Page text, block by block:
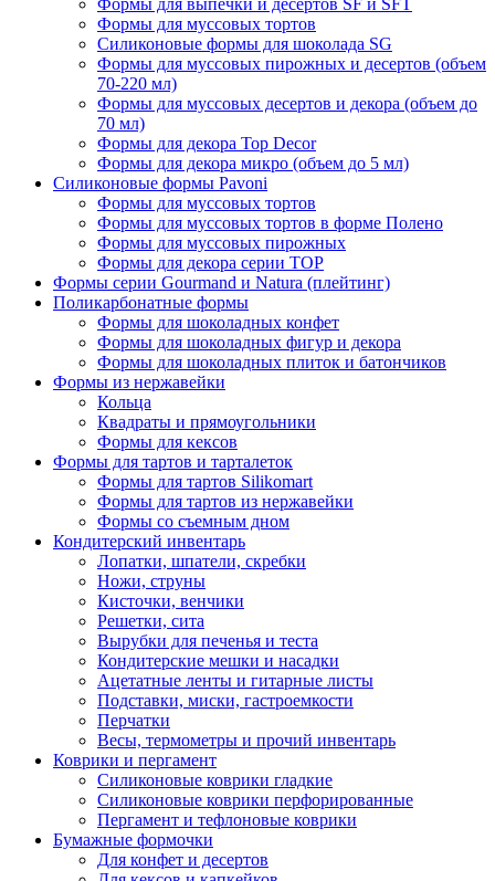
Формы для муссовых тортов
Силиконовые формы для шоколада SG
Формы для муссовых пирожных и десертов (объем
70-220 мл)
Формы для муссовых десертов и декора (объем до
70 мл)
Формы для декора Top Decor
Формы для декора микро (объем до 5 мл)
Силиконовые формы Pavoni
Формы для муссовых тортов
Формы для муссовых тортов в форме Полено
Формы для муссовых пирожных
Формы для декора серии TOP
Формы серии Gourmand и Natura (плейтинг)
Поликарбонатные формы
Формы для шоколадных конфет
Формы для шоколадных фигур и декора
Формы для шоколадных плиток и батончиков
Формы из нержавейки
Кольца
Квадраты и прямоугольники
Формы для кексов
Формы для тартов и тарталеток
Формы для тартов Silikomart
Формы для тартов из нержавейки
Формы со съемным дном
Кондитерский инвентарь
Лопатки, шпатели, скребки
Ножи, струны
Кисточки, венчики
Решетки, сита
Вырубки для печенья и теста
Кондитерские мешки и насадки
Ацетатные ленты и гитарные листы
Подставки, миски, гастроемкости
Перчатки
Весы, термометры и прочий инвентарь
Коврики и пергамент
Силиконовые коврики гладкие
Силиконовые коврики перфорированные
Пергамент и тефлоновые коврики
Бумажные формочки
Для конфет и десертов